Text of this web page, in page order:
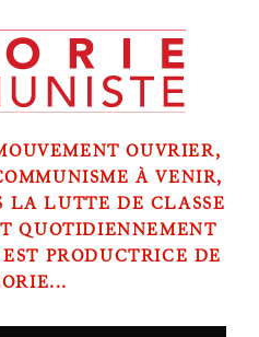
OUVRIER,
À VENIR,
LA LUTTE DE CLASSE
QUOTIDIENNEMENT
PRODUCTRICE DE